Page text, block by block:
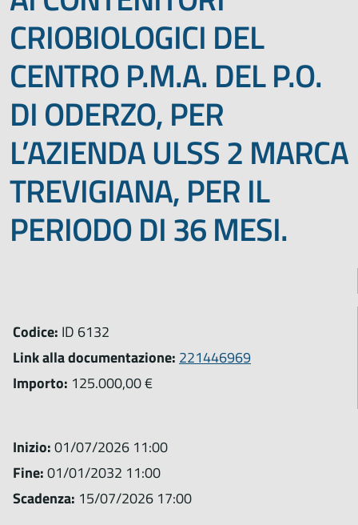
CRIOBIOLOGICI DEL
CENTRO P.M.A. DEL P.O.
DI ODERZO, PER
L’AZIENDA ULSS 2 MARCA
TREVIGIANA, PER IL
PERIODO DI 36 MESI.
Codice: ID 6132
Link alla documentazione: 221446969
Importo: 125.000,00 €
Inizio:01/07/2026 11:00
Fine:01/01/2032 11:00
Scadenza: 15/07/2026 17:00